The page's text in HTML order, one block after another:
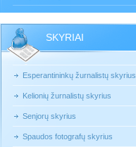
SKYRIAI
Esperantininkų žurnalistų skyrius
Kelionių žurnalistų skyrius
Senjorų skyrius
Spaudos fotografų skyrius